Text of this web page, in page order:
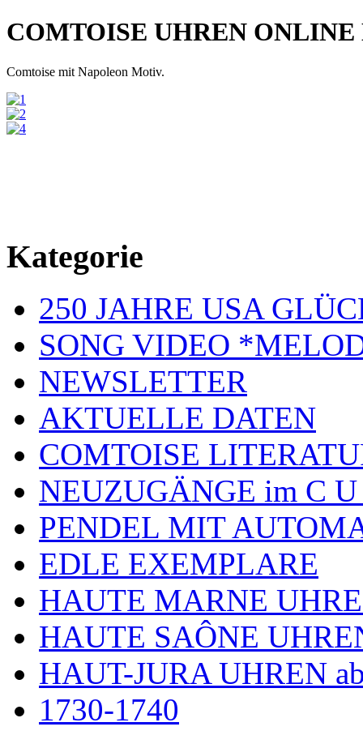
COMTOISE UHREN ONLINE
Comtoise mit Napoleon Motiv.
Kategorie
250 JAHRE USA
SONG VIDEO
NEWSLETTER
AKTUELLE DATEN
COMTOISE
NEUZUGÄNGE im C
PENDEL MIT
EDLE EXEMPLARE
HAUTE MARNE
HAUTE SAÔNE
HAUT-JURA UHREN
1730-1740